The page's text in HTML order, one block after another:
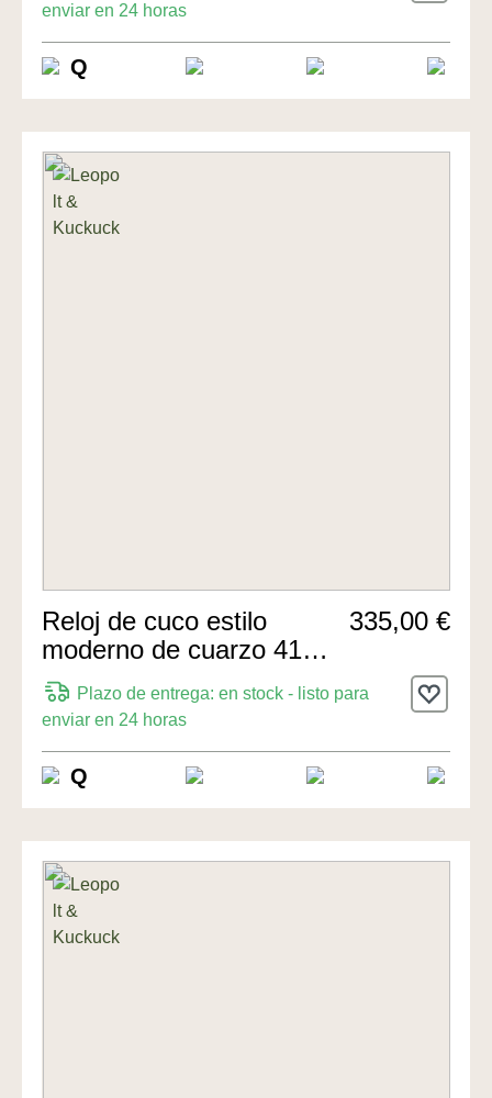
enviar en 24 horas
Q
Reloj de cuco estilo
moderno de cuarzo 41cm
de Leopolt
335,00 €
Plazo de entrega: en stock - listo para
enviar en 24 horas
Q